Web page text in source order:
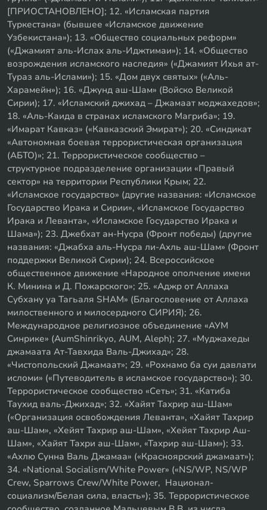
[ПРИОСТАНОВЛЕНО]; 12. «Исламская партия
Туркестана» (бывшее «Исламское движение
Узбекистана»); 13. «Общество социальных реформ»
(«Джамият аль-Ислах аль-Иджтимаи»); 14. «Общество
возрождения исламского наследия» («Джамият Ихья ат-
Тураз аль-Ислами»); 15. «Дом двух святых» («Аль-
Харамейн»); 16. «Джунд аш-Шам» (Войско Великой
Сирии); 17. «Исламский джихад – Джамаат моджахедов»;
18. «Аль-Каида в странах исламского Магриба»; 19.
«Имарат Кавказ» («Кавказский Эмират»); 20. «Синдикат
«Автономная боевая террористическая организация
(АБТО)»; 21. Террористическое сообщество –
структурное подразделение организации «Правый
сектор» на территории Республики Крым; 22.
«Исламское государство» (другие названия: «Исламское
Государство Ирака и Сирии», «Исламское Государство
Ирака и Леванта», «Исламское Государство Ирака и
Шама»); 23. Джебхат ан-Нусра (Фронт победы) (другие
названия: «Джабха аль-Нусра ли-Ахль аш-Шам» (Фронт
поддержки Великой Сирии); 24. Всероссийское
общественное движение «Народное ополчение имени
К. Минина и Д. Пожарского»; 25. «Аджр от Аллаха
Субхану уа Тагьаля SHAM» (Благословение от Аллаха
милоственного и милосердного СИРИЯ); 26.
Международное религиозное объединение «АУМ
Синрике» (AumShinrikyo, AUM, Aleph); 27. «Муджахеды
джамаата Ат-Тавхида Валь-Джихад»; 28.
«Чистопольский Джамаат»; 29. «Рохнамо ба суи давлати
исломи» («Путеводитель в исламское государство»); 30.
Террористическое сообщество «Сеть»; 31. «Катиба
Таухид валь-Джихад»; 32. «Хайят Тахрир аш-Шам»
(«Организация освобождения Леванта», «Хайят Тахрир
аш-Шам», «Хейят Тахрир аш-Шам», «Хейят Тахрир Аш-
Шам», «Хайят Тахри аш-Шам», «Тахрир аш-Шам»); 33.
«Ахлю Сунна Валь Джамаа» («Красноярский джамаат»);
34. «National Socialism/White Power» («NS/WP, NS/WP
Crew, Sparrows Crew/White Power, Национал-
социализм/Белая сила, власть»); 35. Террористическое